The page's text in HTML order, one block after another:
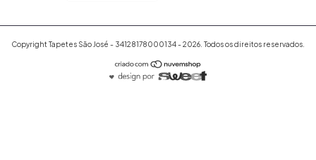
Copyright Tapetes São José - 34128178000134 - 2026. Todos os direitos reservados.